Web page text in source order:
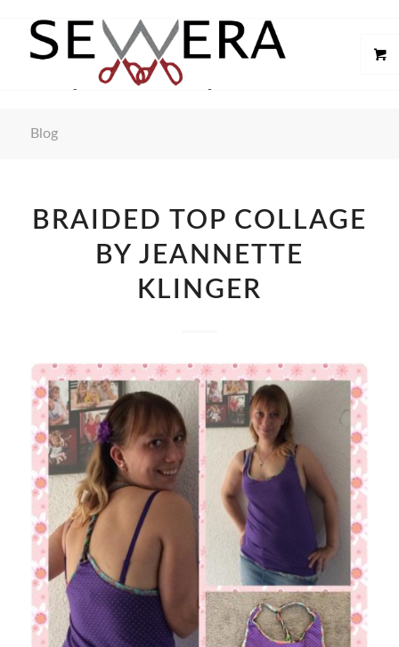
Blog
BRAIDED TOP COLLAGE
BY JEANNETTE
KLINGER